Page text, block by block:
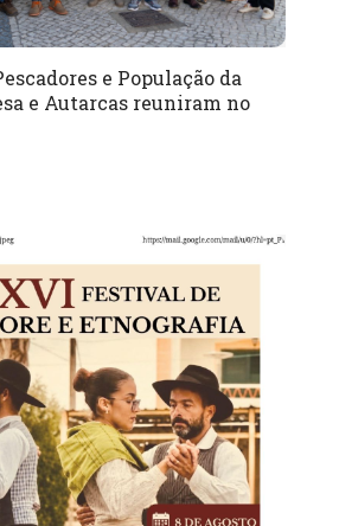
e População da
e Autarcas reuniram no